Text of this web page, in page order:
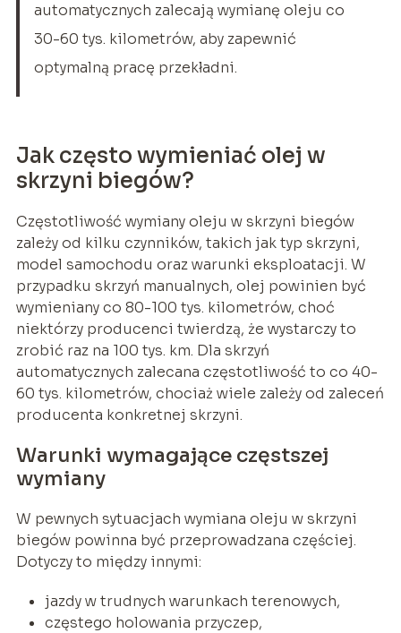
automatycznych zalecają wymianę oleju co
30-60 tys. kilometrów, aby zapewnić
optymalną pracę przekładni.
Jak często wymieniać olej w
skrzyni biegów?
Częstotliwość wymiany oleju w skrzyni biegów
zależy od kilku czynników, takich jak typ skrzyni,
model samochodu oraz warunki eksploatacji. W
przypadku skrzyń manualnych, olej powinien być
wymieniany co 80-100 tys. kilometrów, choć
niektórzy producenci twierdzą, że wystarczy to
zrobić raz na 100 tys. km. Dla skrzyń
automatycznych zalecana częstotliwość to co 40-
60 tys. kilometrów, chociaż wiele zależy od zaleceń
producenta konkretnej skrzyni.
Warunki wymagające częstszej
wymiany
W pewnych sytuacjach wymiana oleju w skrzyni
biegów powinna być przeprowadzana częściej.
Dotyczy to między innymi:
jazdy w trudnych warunkach terenowych,
częstego holowania przyczep,